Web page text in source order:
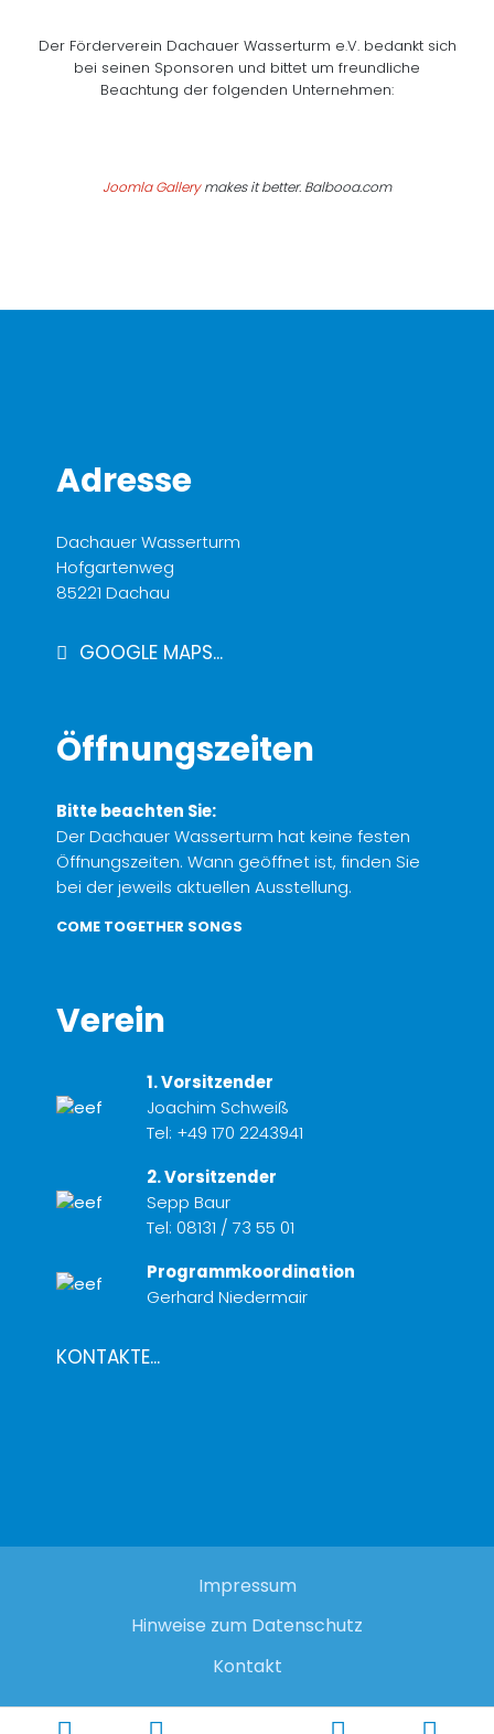
Der Förderverein Dachauer Wasserturm e.V. bedankt sich
bei seinen Sponsoren und bittet um freundliche
Beachtung der folgenden Unternehmen:
Joomla Gallerymakes it better. Balbooa.com
Adresse
Dachauer Wasserturm
Hofgartenweg
85221 Dachau
GOOGLE MAPS...
Öffnungszeiten
Bitte beachten Sie:
Der Dachauer Wasserturm hat keine festen
Öffnungszeiten. Wann geöffnet ist, finden Sie
bei der jeweils aktuellen Ausstellung.
COME TOGETHER SONGS
Verein
1. Vorsitzender
Joachim Schweiß
Tel: +49 170 2243941
2. Vorsitzender
Sepp Baur
Tel: 08131 / 73 55 01
Programmkoordination
Gerhard Niedermair
KONTAKTE...
Impressum
Hinweise zum Datenschutz
Kontakt